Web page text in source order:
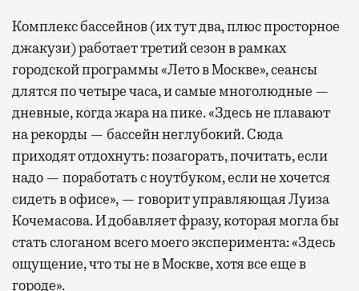
Комплекс бассейнов (их тут два, плюс просторное
джакузи) работает третий сезон в рамках
городской программы «Лето в Москве», сеансы
длятся по четыре часа, и самые многолюдные —
дневные, когда жара на пике. «Здесь не плавают
на рекорды — бассейн неглубокий. Сюда
приходят отдохнуть: позагорать, почитать, если
надо — поработать с ноутбуком, если не хочется
сидеть в офисе», — говорит управляющая Луиза
Кочемасова. И добавляет фразу, которая могла бы
стать слоганом всего моего эксперимента: «Здесь
ощущение, что ты не в Москве, хотя все еще в
городе».